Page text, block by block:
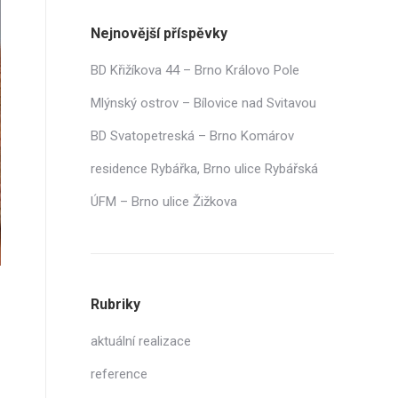
Nejnovější příspěvky
BD Křižíkova 44 – Brno Královo Pole
Mlýnský ostrov – Bílovice nad Svitavou
BD Svatopetreská – Brno Komárov
residence Rybářka, Brno ulice Rybářská
ÚFM – Brno ulice Žižkova
Rubriky
aktuální realizace
reference